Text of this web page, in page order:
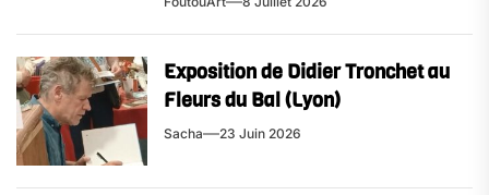
Exposition de Didier Tronchet au
Fleurs du Bal (Lyon)
Sacha 23 Juin 2026